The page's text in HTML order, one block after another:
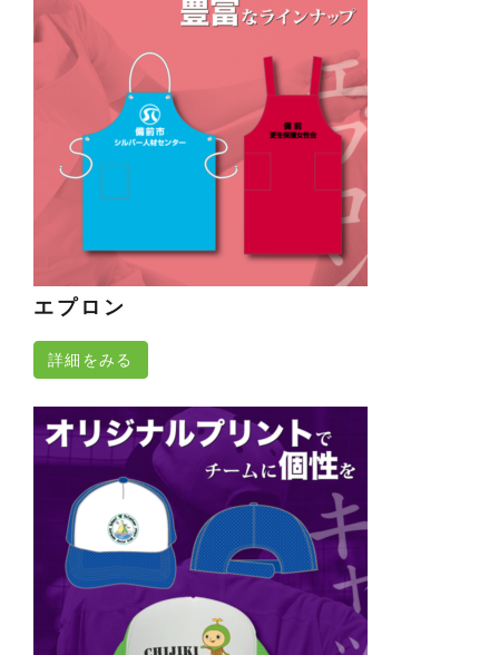
エプロン
詳細をみる